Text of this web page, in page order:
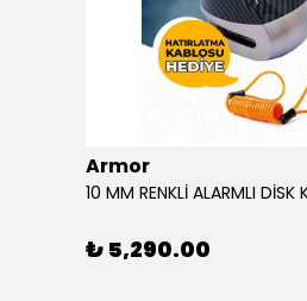
Armor
₺ 5,290.00